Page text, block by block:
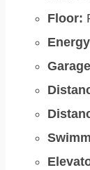
Floor: